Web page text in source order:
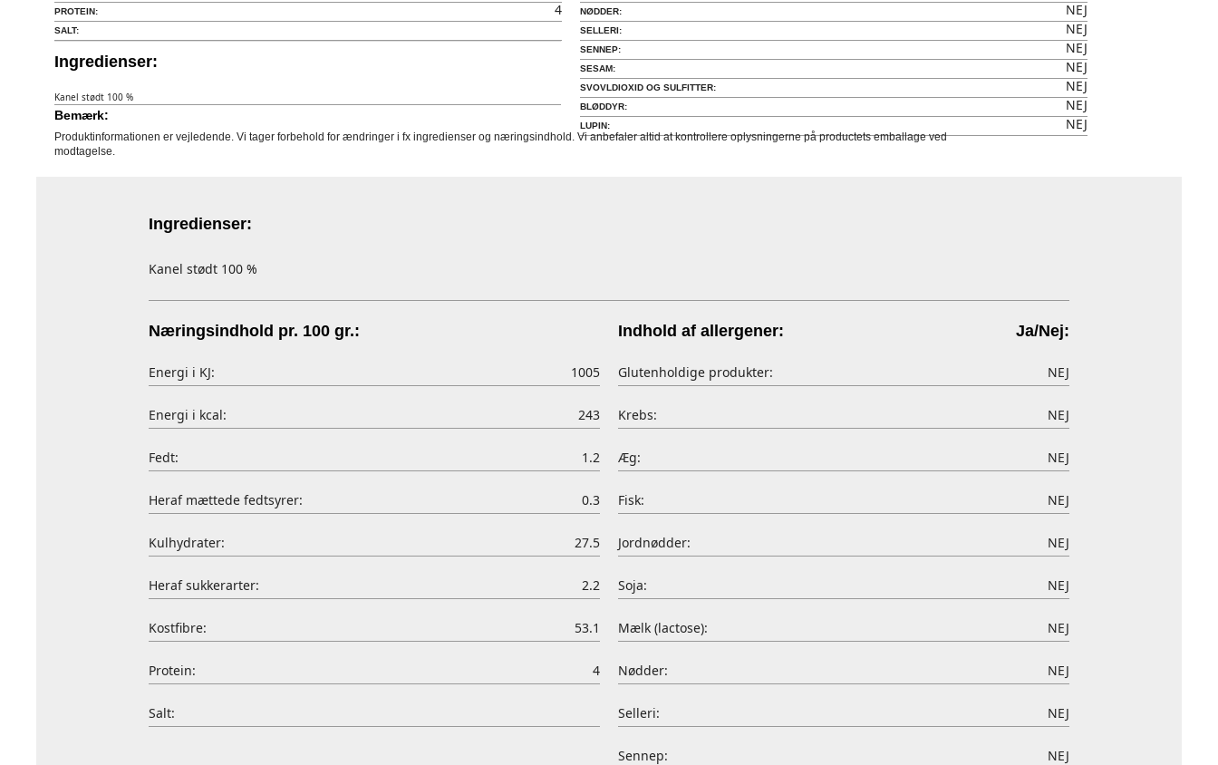
PROTEIN: 4
SALT:
Ingredienser:
Kanel stødt 100 %
NØDDER: NEJ
SELLERI: NEJ
SENNEP: NEJ
SESAM: NEJ
SVOVLDIOXID OG SULFITTER: NEJ
BLØDDYR: NEJ
LUPIN: NEJ
Bemærk:
Produktinformationen er vejledende. Vi tager forbehold for ændringer i fx ingredienser og næringsindhold. Vi anbefaler altid at kontrollere oplysningerne på productets emballage ved
modtagelse.
Ingredienser:
Kanel stødt 100 %
Næringsindhold pr. 100 gr.:
Energi i KJ: 1005
Energi i kcal: 243
Fedt: 1.2
Heraf mættede fedtsyrer: 0.3
Kulhydrater: 27.5
Heraf sukkerarter: 2.2
Kostfibre: 53.1
Protein: 4
Salt:
Indhold af allergener: Ja/Nej:
Glutenholdige produkter: NEJ
Krebs: NEJ
Æg: NEJ
Fisk: NEJ
Jordnødder: NEJ
Soja: NEJ
Mælk (lactose): NEJ
Nødder: NEJ
Selleri: NEJ
Sennep: NEJ